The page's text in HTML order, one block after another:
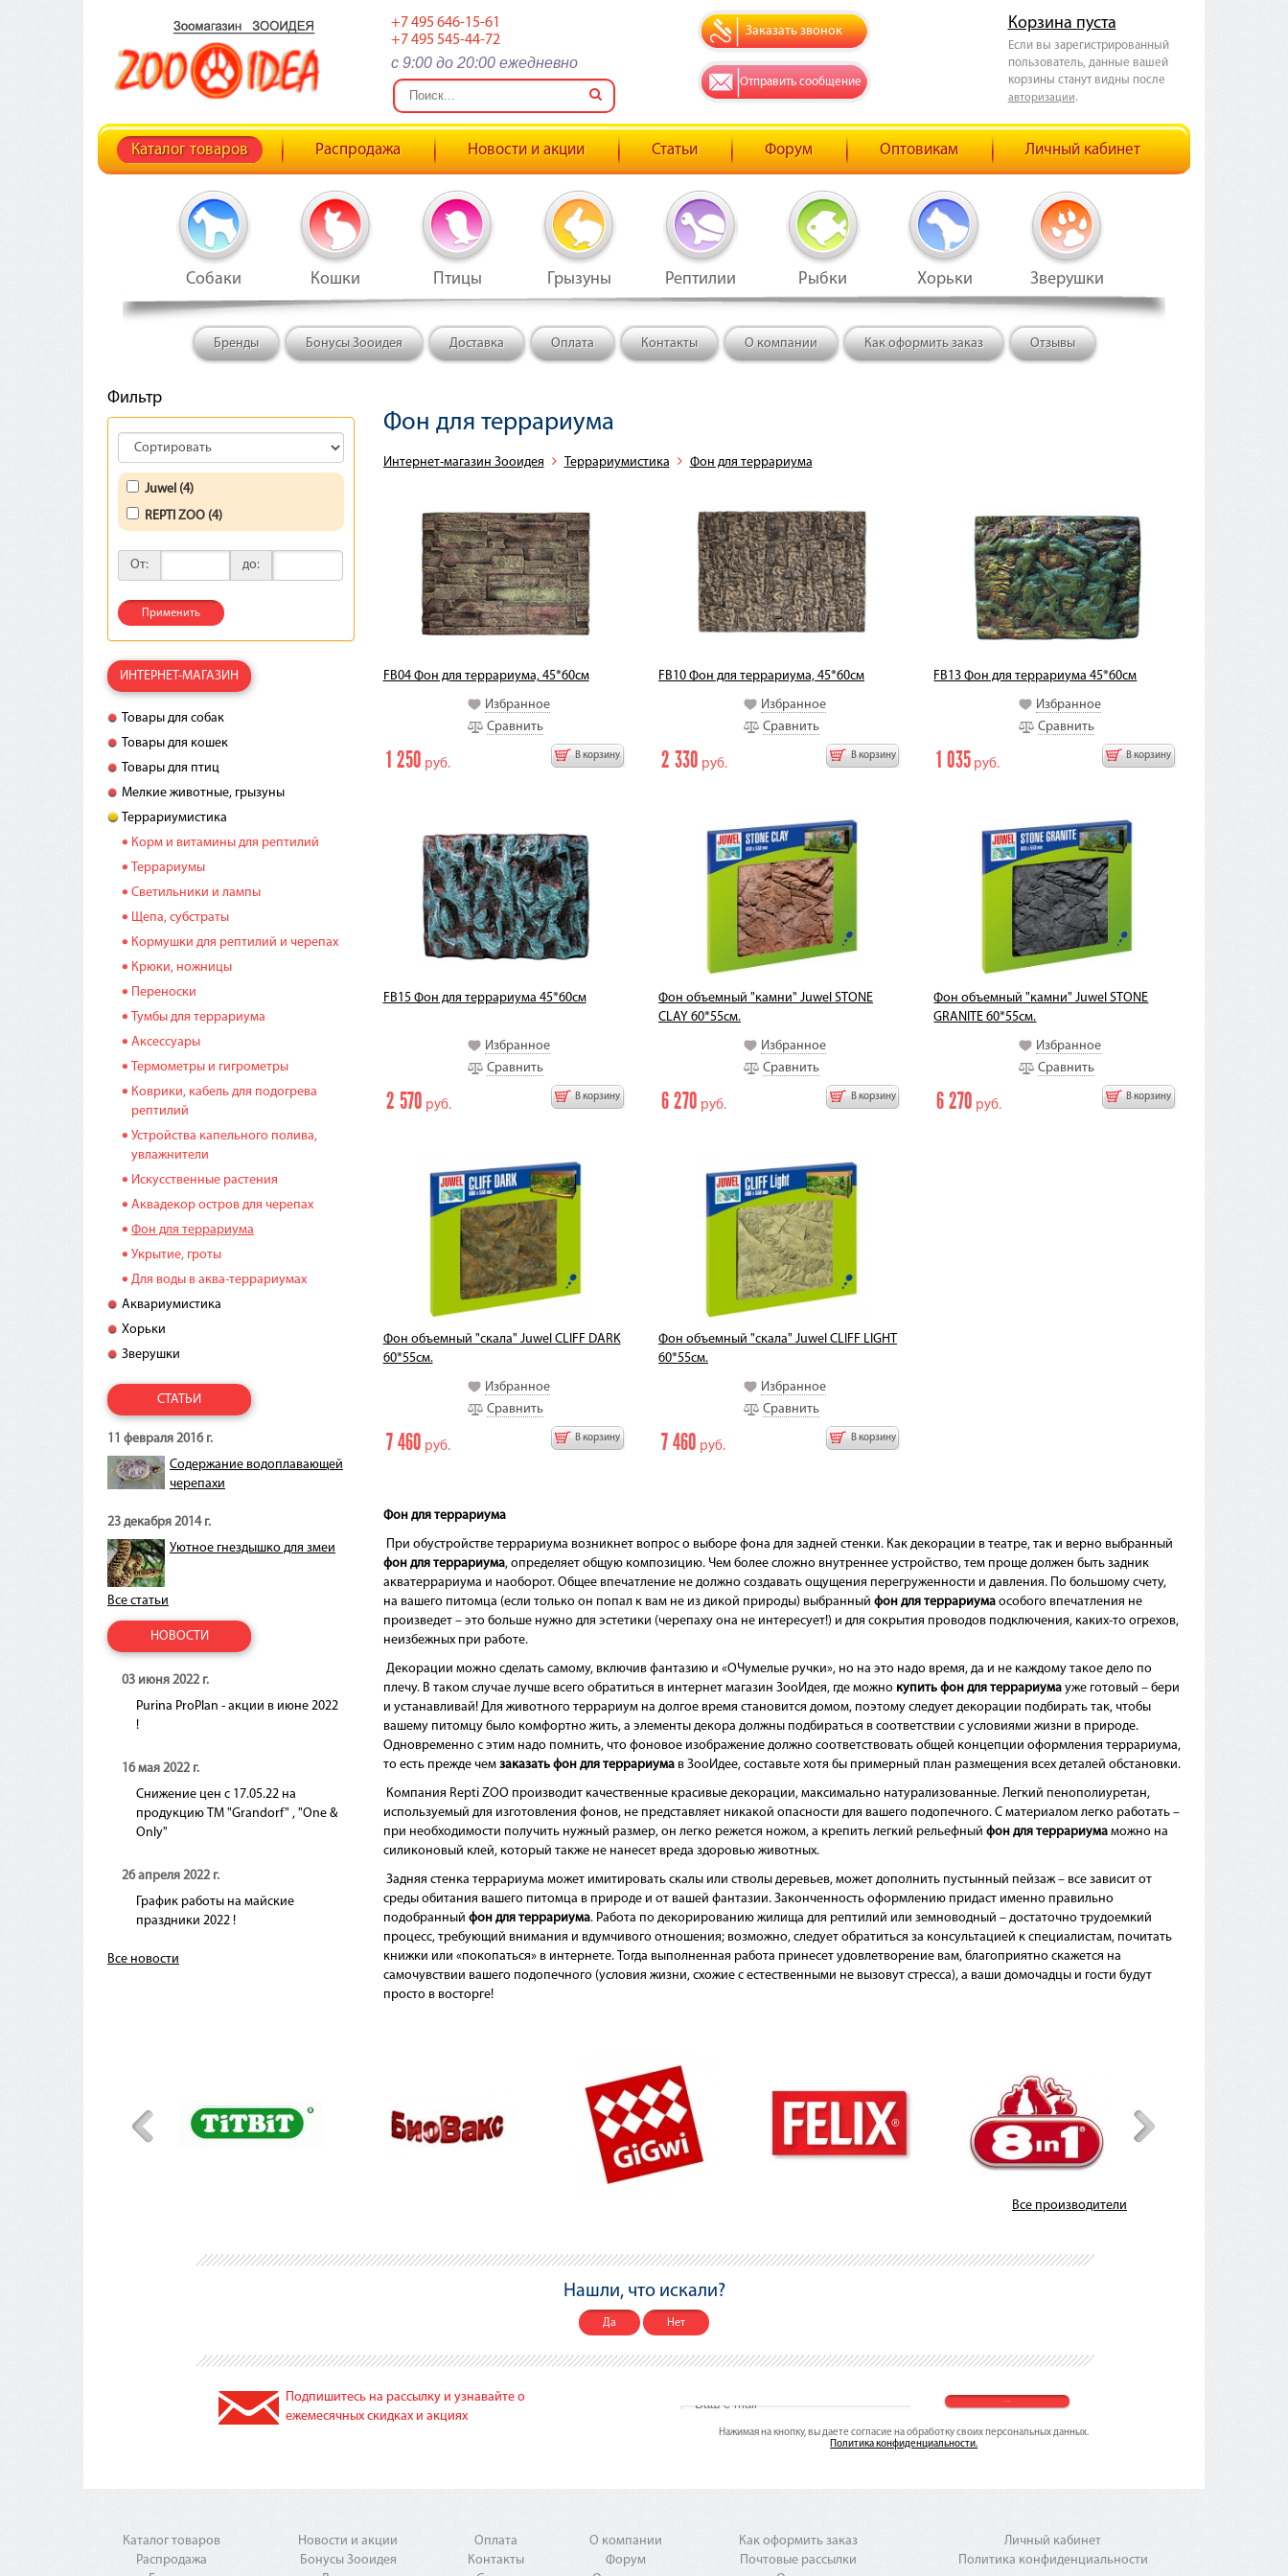
+7 495 646-15-61
+7 495 545-44-72
c 9:00 до 20:00 ежедневно
Заказать звонок
Отправить сообщение
Корзина пуста
Если вы зарегистрированный
пользователь, данные вашей
корзины станут видны после
авторизации.
Каталог товаров Распродажа Новости и акции Статьи Форум Оптовикам Личный кабинет
Собаки Кошки Птицы Грызуны Рептилии Рыбки Хорьки Зверушки
Бренды Бонусы Зооидея Доставка Оплата Контакты О компании Как оформить заказ Отзывы
Фон для террариума
Интернет-магазин Зооидея Террариумистика Фон для террариума
FB04 Фон для террариума, 45*60см
Избранное
Сравнить
В корзину
1 250 руб.
FB10 Фон для террариума, 45*60см
Избранное
Сравнить
В корзину
2 330 руб.
FB13 Фон для террариума 45*60см
Избранное
Сравнить
В корзину
1 035 руб.
FB15 Фон для террариума 45*60см
Избранное
Сравнить
В корзину
2 570 руб.
Фон объемный "камни" Juwel STONE
CLAY 60*55см.
Избранное
Сравнить
В корзину
6 270 руб.
Фон объемный "камни" Juwel STONE
GRANITE 60*55см.
Избранное
Сравнить
В корзину
6 270 руб.
Фон объемный "скала" Juwel CLIFF DARK
60*55см.
Избранное
Сравнить
В корзину
7 460 руб.
Фон объемный "скала" Juwel CLIFF LIGHT
60*55см.
Избранное
Сравнить
В корзину
7 460 руб.
Фон для террариума
При обустройстве террариума возникнет вопрос о выборе фона для задней стенки. Как декорации в театре, так и верно выбранный
фон для террариума, определяет общую композицию. Чем более сложно внутреннее устройство, тем проще должен быть задник
акватеррариума и наоборот. Общее впечатление не должно создавать ощущения перегруженности и давления. По большому счету,
на вашего питомца (если только он попал к вам не из дикой природы) выбранный фон для террариумаособого впечатления не
произведет – это больше нужно для эстетики (черепаху она не интересует!) и для сокрытия проводов подключения, каких-то огрехов,
неизбежных при работе.
Декорации можно сделать самому, включив фантазию и «ОЧумелые ручки», но на это надо время, да и не каждому такое дело по
плечу. В таком случае лучше всего обратиться в интернет магазин ЗооИдея, где можно купить фон для террариумауже готовый – бери
и устанавливай! Для животного террариум на долгое время становится домом, поэтому следует декорации подбирать так, чтобы
вашему питомцу было комфортно жить, а элементы декора должны подбираться в соответствии с условиями жизни в природе.
Одновременно с этим надо помнить, что фоновое изображение должно соответствовать общей концепции оформления террариума,
то есть прежде чем заказать фон для террариумав ЗооИдее, составьте хотя бы примерный план размещения всех деталей обстановки.
Компания Repti ZOO производит качественные красивые декорации, максимально натурализованные. Легкий пенополиуретан,
используемый для изготовления фонов, не представляет никакой опасности для вашего подопечного. С материалом легко работать –
при необходимости получить нужный размер, он легко режется ножом, а крепить легкий рельефный фон для террариумаможно на
силиконовый клей, который также не нанесет вреда здоровью животных.
Задняя стенка террариума может имитировать скалы или стволы деревьев, может дополнить пустынный пейзаж – все зависит от
среды обитания вашего питомца в природе и от вашей фантазии. Законченность оформлению придаст именно правильно
подобранный фон для террариума. Работа по декорированию жилища для рептилий или земноводный – достаточно трудоемкий
процесс, требующий внимания и вдумчивого отношения; возможно, следует обратиться за консультацией к специалистам, почитать
книжки или «покопаться» в интернете. Тогда выполненная работа принесет удовлетворение вам, благоприятно скажется на
самочувствии вашего подопечного (условия жизни, схожие с естественными не вызовут стресса), а ваши домочадцы и гости будут
просто в восторге!
Фильтр
Juwel (4)
REPTI ZOO (4)
От: до:
Применить
ИНТЕРНЕТ-МАГАЗИН
Товары для собак
Товары для кошек
Товары для птиц
Мелкие животные, грызуны
Террариумистика
Корм и витамины для рептилий
Террариумы
Светильники и лампы
Щепа, субстраты
Кормушки для рептилий и черепах
Крюки, ножницы
Переноски
Тумбы для террариума
Аксессуары
Термометры и гигрометры
Коврики, кабель для подогрева
рептилий
Устройства капельного полива,
увлажнители
Искусственные растения
Аквадекор остров для черепах
Фон для террариума
Укрытие, гроты
Для воды в аква-террариумах
Аквариумистика
Хорьки
Зверушки
СТАТЬИ
11 февраля 2016 г.
Содержание водоплавающей
черепахи
23 декабря 2014 г.
Уютное гнездышко для змеи
Все статьи
НОВОСТИ
03 июня 2022 г.
Purina ProPlan - акции в июне 2022
!
16 мая 2022 г.
Снижение цен с 17.05.22 на
продукцию ТМ "Grandorf" , "One &
Only"
26 апреля 2022 г.
График работы на майские
праздники 2022 !
Все новости
Все производители
Нашли, что искали?
Да Нет
Подпишитесь на рассылку и узнавайте о
ежемесячных скидках и акциях
Нажимая на кнопку, вы даете согласие на обработку своих персональных данных.
Политика конфиденциальности.
Каталог товаров
Распродажа
Новости и акции
Бонусы Зооидея
Оплата
Контакты
О компании
Форум
Как оформить заказ
Почтовые рассылки
Личный кабинет
Политика конфиденциальности